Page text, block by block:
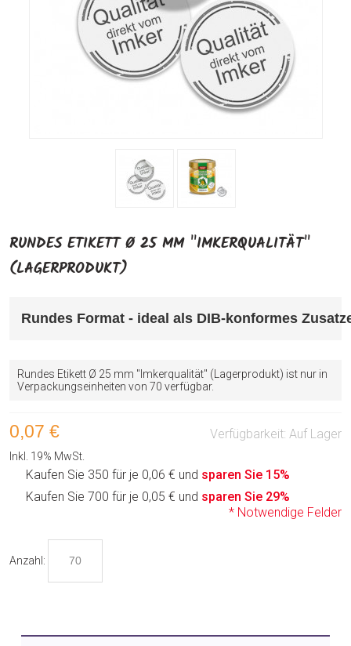
RUNDES ETIKETT Ø 25 MM "IMKERQUALITÄT"
(LAGERPRODUKT)
Rundes Format - ideal als DIB-konformes
Rundes Etikett Ø 25 mm "Imkerqualität" (Lagerprodukt) ist nur in
Verpackungseinheiten von 70 verfügbar.
Verfügbarkeit: Auf Lager
0,07 €
Inkl. 19% MwSt.
Kaufen Sie 350 für je 0,06 € und sparen Sie 15%
Kaufen Sie 700 für je 0,05 € und sparen Sie 29%
* Notwendige Felder
Anzahl: